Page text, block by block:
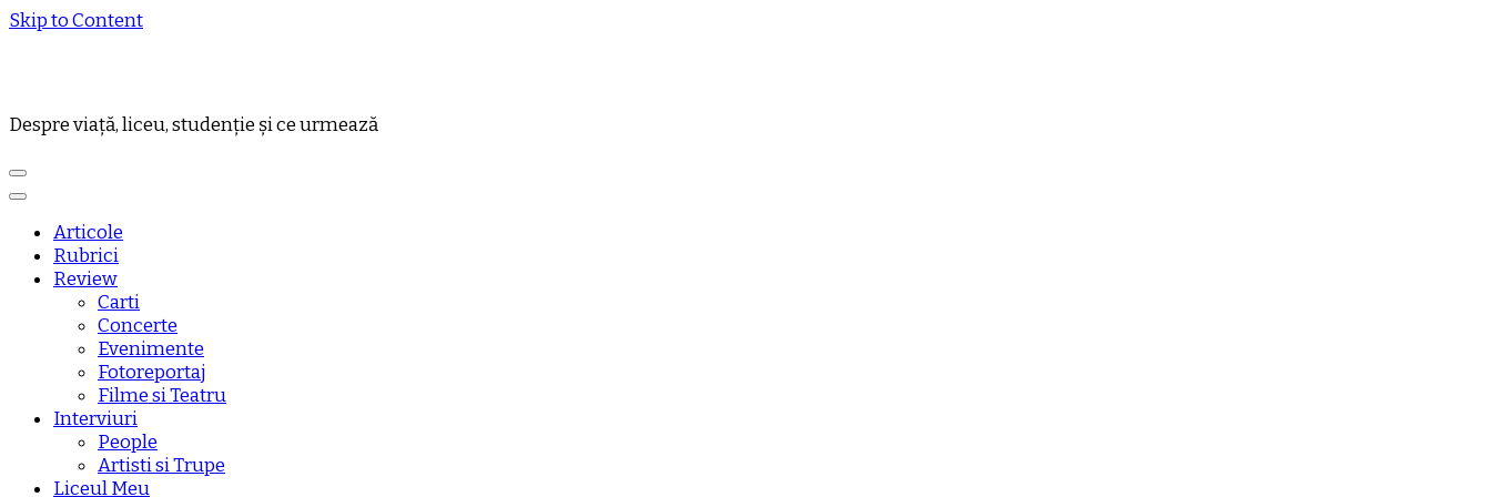
Skip to Content
Despre viață, liceu, studenție și ce urmează
Articole
Rubrici
Review
Carti
Concerte
Evenimente
Fotoreportaj
Filme si Teatru
Interviuri
People
Artisti si Trupe
Liceul Meu